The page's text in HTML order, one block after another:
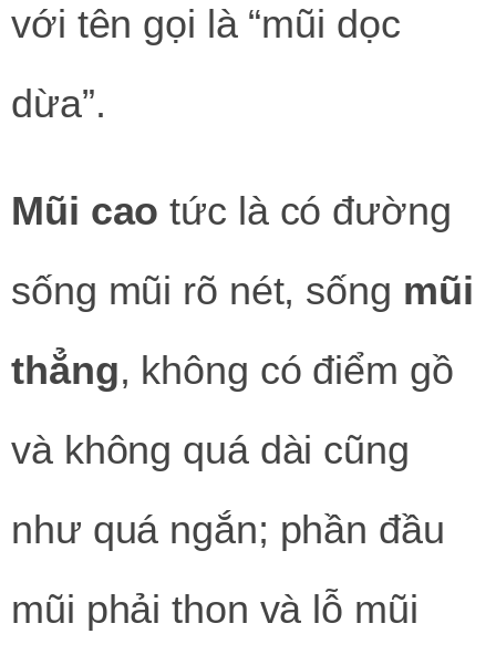
với tên gọi là “mũi dọc
dừa”.
Mũi cao tức là có đường
sống mũi rõ nét, sống mũi
thẳng, không có điểm gồ
và không quá dài cũng
như quá ngắn; phần đầu
mũi phải thon và lỗ mũi